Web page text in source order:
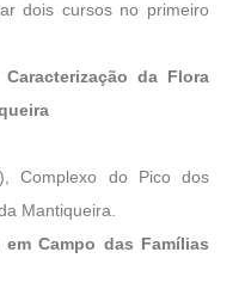
dois cursos no primeiro
da Flora
Complexo do Pico dos
Mantiqueira.
Campo das Famílias